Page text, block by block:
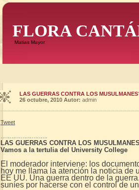
FLORA
Matias Mayor
LAS GUERRAS CONTRA LOS
26 octubre, 2010 Autor: admin
Tweet
LAS GUERRAS CONTRA LOS
Vamos a la tertulia del University College
El moderador interviene: los
hoy me llama la atención la noticia de
EE UU. Una guerra dentro de la
suníes por hacerse con el control de